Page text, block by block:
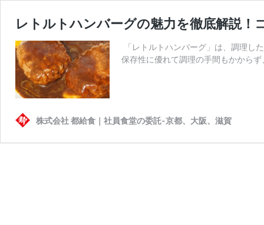
レトルトハンバーグの魅力を徹底解説！
「レトルトハンバーグ」は、調理し
保存性に優れて調理の手間もかから
株式会社 都給食｜社員食堂の委託-京都、大阪、滋賀